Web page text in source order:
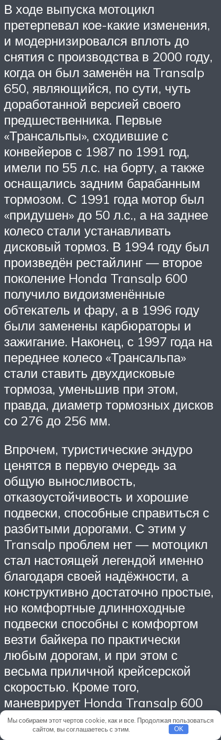
В ходе выпуска мотоцикл
претерпевал кое-какие изменения,
и модернизировался вплоть до
снятия с производства в 2000 году,
когда он был заменён на Transalp
650, являющийся, по сути, чуть
доработанной версией своего
предшественника. Первые
«Трансальпы», сходившие с
конвейеров с 1987 по 1991 год,
имели по 55 л.с. на борту, а также
оснащались задним барабанным
тормозом. С 1991 года мотор был
«придушен» до 50 л.с., а на заднее
колесо стали устанавливать
дисковый тормоз. В 1994 году был
произведён рестайлинг — второе
поколение Honda Transalp 600
получило видоизменённые
обтекатель и фару, а в 1996 году
были заменены карбюраторы и
зажигание. Наконец, с 1997 года на
переднее колесо «Трансальпа»
стали ставить двухдисковые
тормоза, уменьшив при этом,
правда, диаметр тормозных дисков
со 276 до 256 мм.
Впрочем, туристические эндуро
ценятся в первую очередь за
общую выносливость,
отказоустойчивость и хорошие
подвески, способные справиться с
разбитыми дорогами. С этим у
Transalp проблем нет — мотоцикл
стал настоящей легендой именно
благодаря своей надёжности, а
конструктивно достаточно простые,
но комфортные длинноходные
подвески способны с комфортом
везти байкера по практически
любым дорогам, и при этом с
весьма приличной крейсерской
скоростью. Кроме того,
маневрирует Honda Transalp 600
тоже неплохо — узкие (90 мм и 130
мм спереди и сзади
Мы собираем этот чертов cookie, как и все. Продолжая пользоваться
сайтом, вы соглашаетесь с этим.
OK